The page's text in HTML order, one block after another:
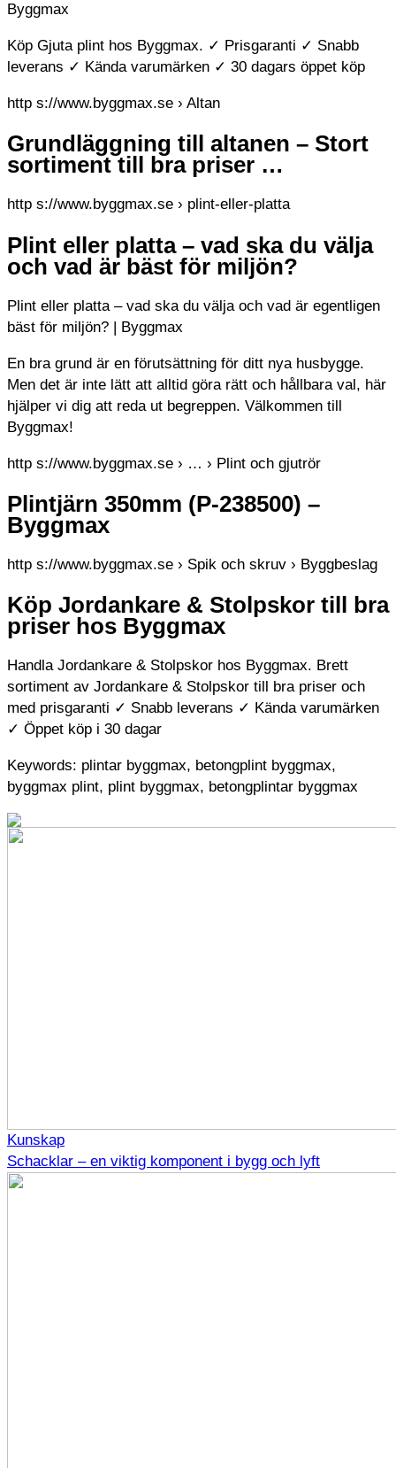
Byggmax
Köp Gjuta plint hos Byggmax. ✓ Prisgaranti ✓ Snabb
leverans ✓ Kända varumärken ✓ 30 dagars öppet köp
http s://www.byggmax.se › Altan
Grundläggning till altanen – Stort
sortiment till bra priser …
http s://www.byggmax.se › plint-eller-platta
Plint eller platta – vad ska du välja
och vad är bäst för miljön?
Plint eller platta – vad ska du välja och vad är egentligen
bäst för miljön? | Byggmax
En bra grund är en förutsättning för ditt nya husbygge.
Men det är inte lätt att alltid göra rätt och hållbara val, här
hjälper vi dig att reda ut begreppen. Välkommen till
Byggmax!
http s://www.byggmax.se › … › Plint och gjutrör
Plintjärn 350mm (P-238500) –
Byggmax
http s://www.byggmax.se › Spik och skruv › Byggbeslag
Köp Jordankare & Stolpskor till bra
priser hos Byggmax
Handla Jordankare & Stolpskor hos Byggmax. Brett
sortiment av Jordankare & Stolpskor till bra priser och
med prisgaranti ✓ Snabb leverans ✓ Kända varumärken
✓ Öppet köp i 30 dagar
Keywords: plintar byggmax, betongplint byggmax,
byggmax plint, plint byggmax, betongplintar byggmax
Kunskap
Schacklar – en viktig komponent i bygg och lyft